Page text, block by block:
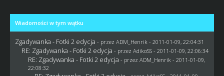
Wiadomości w tym wątku
Zgadywanka - Fotki 2 edycja - przez ADM_Henrik - 2011-01-09, 22:04:31
RE: Zgadywanka - Fotki 2 edycja - przez AdikoSS - 2011-01-09, 22:06:34
RE: Zgadywanka - Fotki 2 edycja - przez ADM_Henrik - 2011-01-09,
22:08:32